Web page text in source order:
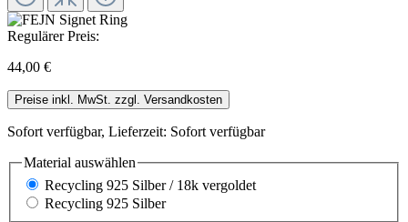
Regulärer Preis:
44,00 €
Preise inkl. MwSt. zzgl. Versandkosten
Sofort verfügbar, Lieferzeit: Sofort verfügbar
Material auswählen
Recycling 925 Silber / 18k vergoldet
Recycling 925 Silber